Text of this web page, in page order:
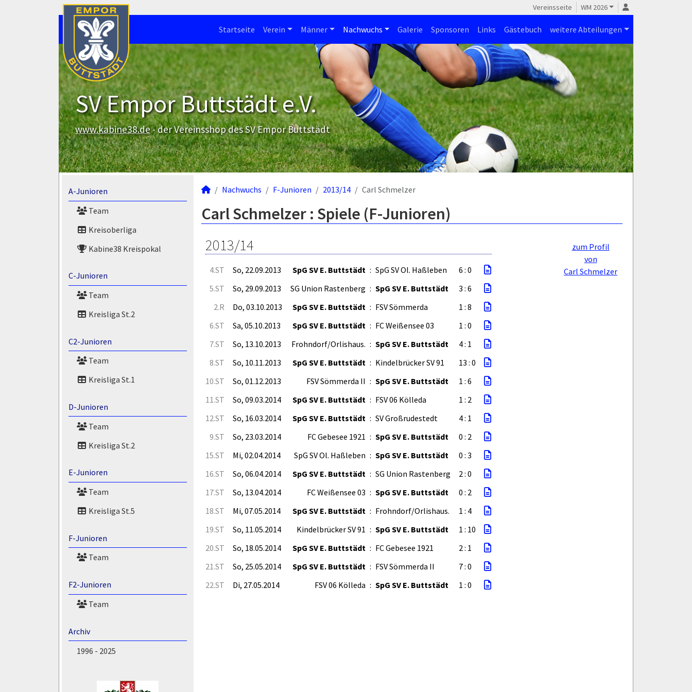
Vereinsseite WM 2026
Startseite Verein Männer Nachwuchs Galerie Sponsoren Links Gästebuch weitere Abteilungen
SV Empor Buttstädt e.V.
www.kabine38.de- der Vereinsshop des SV Empor Buttstädt
A-Junioren
Team
Kreisoberliga
Kabine38 Kreispokal
C-Junioren
Team
Kreisliga St.2
C2-Junioren
Team
Kreisliga St.1
D-Junioren
Team
Kreisliga St.2
E-Junioren
Team
Kreisliga St.5
F-Junioren
Team
F2-Junioren
Team
Archiv
1996 - 2025
Nachwuchs F-Junioren 2013/14 Carl Schmelzer
Carl Schmelzer : Spiele (F-Junioren)
zum Profil
von
Carl Schmelzer
2013/14
4.ST So, 22.09.2013 SpG SV E. Buttstädt : SpG SV Ol. Haßleben
6 : 0
5.ST
So, 29.09.2013 SG Union Rastenberg : SpG SV E. Buttstädt
3 : 6
2.R
Do, 03.10.2013 SpG SV E. Buttstädt : FSV Sömmerda
1 : 8
6.ST
Sa, 05.10.2013 SpG SV E. Buttstädt : FC Weißensee 03
1 : 0
7.ST
So, 13.10.2013 Frohndorf/Orlishaus. : SpG SV E. Buttstädt
4 : 1
8.ST
So, 10.11.2013 SpG SV E. Buttstädt : Kindelbrücker SV 91
13 : 0
10.ST
So, 01.12.2013 FSV Sömmerda II : SpG SV E. Buttstädt
1 : 6
11.ST
So, 09.03.2014 SpG SV E. Buttstädt : FSV 06 Kölleda
1 : 2
12.ST
So, 16.03.2014 SpG SV E. Buttstädt : SV Großrudestedt
4 : 1
9.ST
So, 23.03.2014 FC Gebesee 1921 : SpG SV E. Buttstädt
0 : 2
15.ST
Mi, 02.04.2014 SpG SV Ol. Haßleben : SpG SV E. Buttstädt
0 : 3
16.ST
So, 06.04.2014 SpG SV E. Buttstädt : SG Union Rastenberg
2 : 0
17.ST
So, 13.04.2014 FC Weißensee 03 : SpG SV E. Buttstädt
0 : 2
18.ST
Mi, 07.05.2014 SpG SV E. Buttstädt : Frohndorf/Orlishaus.
1 : 4
19.ST
So, 11.05.2014 Kindelbrücker SV 91 : SpG SV E. Buttstädt
1 : 10
20.ST
So, 18.05.2014 SpG SV E. Buttstädt : FC Gebesee 1921
2 : 1
21.ST
So, 25.05.2014 SpG SV E. Buttstädt : FSV Sömmerda II
7 : 0
22.ST
Di, 27.05.2014 FSV 06 Kölleda : SpG SV E. Buttstädt 1 : 0